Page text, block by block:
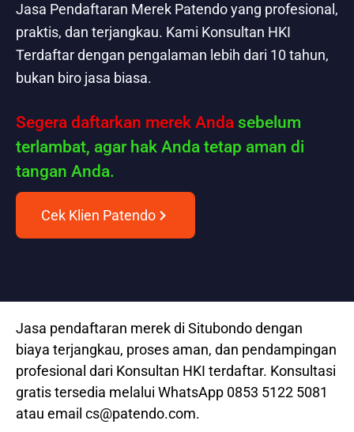
Jasa Pendaftaran Merek Patendo yang profesional,
praktis, dan terjangkau. Kami Konsultan HKI
Terdaftar dengan pengalaman lebih dari 10 tahun,
bukan biro jasa biasa.
Segera daftarkan merek Anda sebelum
terlambat, agar hak Anda tetap aman di
tangan Anda.
Cek Klien Patendo
Jasa pendaftaran merek di Situbondo dengan
biaya terjangkau, proses aman, dan pendampingan
profesional dari Konsultan HKI terdaftar. Konsultasi
gratis tersedia melalui WhatsApp 0853 5122 5081
atau email cs@patendo.com.